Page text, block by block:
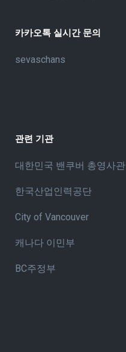
카카오톡 실시간 문의
sevaschans
관련 기관
대한민국 밴쿠버 총영사관
한국산업인력공단
City of Vancouver
캐나다 이민부
BC주정부